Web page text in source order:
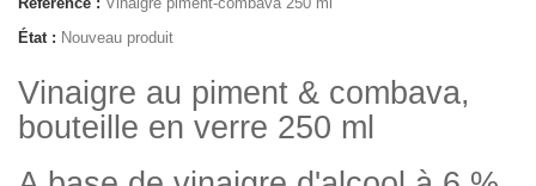
État : Nouveau produit
Vinaigre au piment & combava,
bouteille en verre 250 ml